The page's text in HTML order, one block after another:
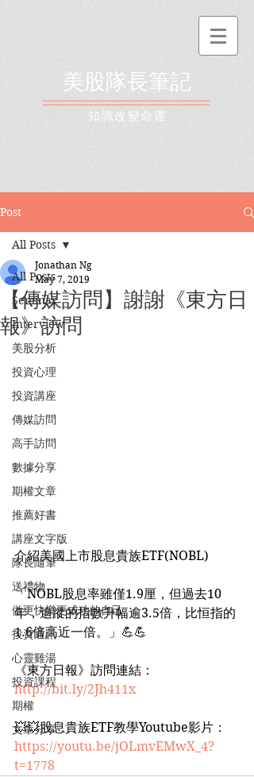
美股隊長筆記
​知識改變命運
Post
All Posts
Seminar
Interview
美股分析
投資心理
投資講座
傳媒訪問
高手訪問
數據分享
期權文章
推薦好書
講座文字版
隊長隨筆
送禮物
做更快樂更成功的自己
投資通訊
心靈雞湯
投資課程
期權
文章分享
All Posts
【傳媒訪問】謝謝《東方日
報》訪問
Jonathan Ng
May 7, 2019
介紹美國上市股息貴族ETF(NOBL)
「NOBL股息率雖僅1.9厘，但過去10
年，追蹤的指數升幅逾3.5倍，比恒指的
1.6倍高近一倍。」💪💪
《東方日報》訪問連結：
http://bit.ly/2Jh411x
💥💥股息貴族ETF教學Youtube影片：
https://youtu.be/jOLmvEMwX_4?
t=1778